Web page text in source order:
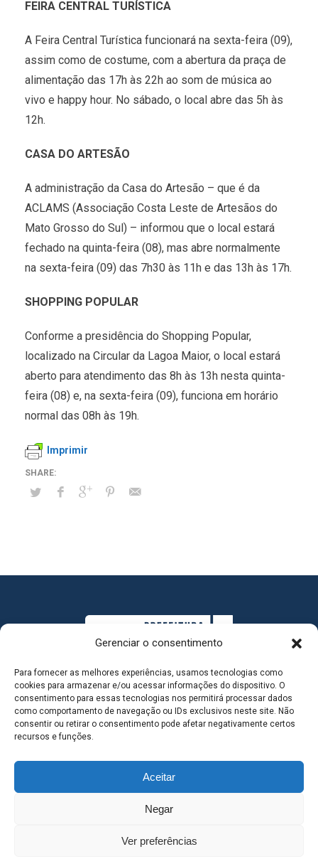
Gerenciar o consentimento
Para fornecer as melhores experiências, usamos tecnologias como
cookies para armazenar e/ou acessar informações do dispositivo. O
consentimento para essas tecnologias nos permitirá processar dados
como comportamento de navegação ou IDs exclusivos neste site. Não
consentir ou retirar o consentimento pode afetar negativamente certos
recursos e funções.
Aceitar
Negar
Ver preferências
FEIRA CENTRAL TURÍSTICA
A Feira Central Turística funcionará na sexta-feira (09),
assim como de costume, com a abertura da praça de
alimentação das 17h às 22h ao som de música ao
vivo e happy hour. No sábado, o local abre das 5h às
12h.
CASA DO ARTESÃO
A administração da Casa do Artesão – que é da
ACLAMS (Associação Costa Leste de Artesãos do
Mato Grosso do Sul) – informou que o local estará
fechado na quinta-feira (08), mas abre normalmente
na sexta-feira (09) das 7h30 às 11h e das 13h às 17h.
SHOPPING POPULAR
Conforme a presidência do Shopping Popular,
localizado na Circular da Lagoa Maior, o local estará
aberto para atendimento das 8h às 13h nesta quinta-
feira (08) e, na sexta-feira (09), funciona em horário
normal das 08h às 19h.
Imprimir
MAPA DO SITE
SEDE DO ADMINISTRATIVO MUNICIPAL - Avenida